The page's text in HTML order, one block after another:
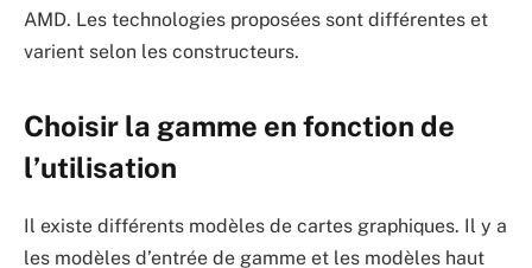
AMD. Les technologies proposées sont différentes et
varient selon les constructeurs.
Choisir la gamme en fonction de
l’utilisation
Il existe différents modèles de cartes graphiques. Il y a
les modèles d’entrée de gamme et les modèles haut